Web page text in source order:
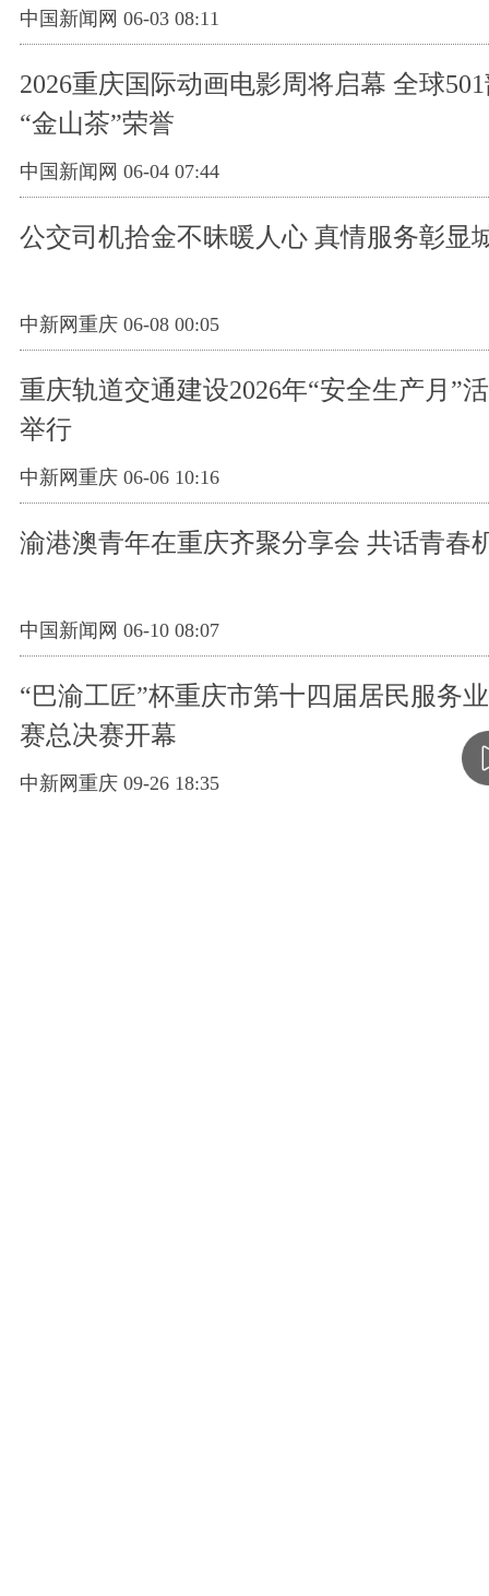
中国新闻网 06-03 08:11
2026重庆国际动画电影周将启幕 全球
“金山茶”荣誉
中国新闻网 06-04 07:44
公交司机拾金不昧暖人心 真情服务彰显
中新网重庆 06-08 00:05
重庆轨道交通建设2026年“安全生产月”
举行
中新网重庆 06-06 10:16
渝港澳青年在重庆齐聚分享会 共话青春
中国新闻网 06-10 08:07
“巴渝工匠”杯重庆市第十四届居民服务
赛总决赛开幕
中新网重庆 09-26 18:35